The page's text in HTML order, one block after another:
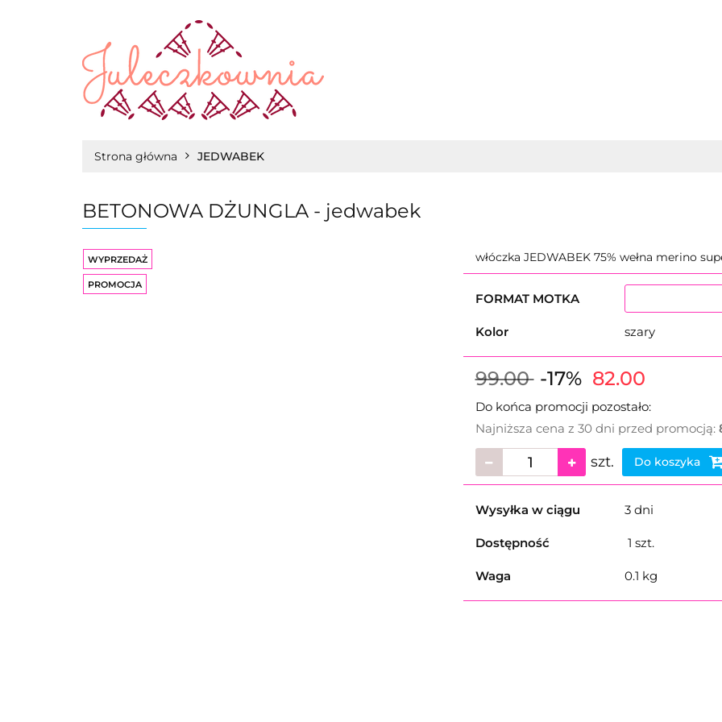
Strona główna JEDWABEK
BETONOWA DŻUNGLA - jedwabek
WYPRZEDAŻ
PROMOCJA
włóczka JEDWABEK 75% wełna merino
FORMAT MOTKA
Kolor szary
99.00 -17% 82.00
Do końca promocji pozostało:
Najniższa cena z 30 dni przed promocją:
szt. Do koszyka
Wysyłka w ciągu 3 dni
Dostępność 1 szt.
Waga 0.1 kg